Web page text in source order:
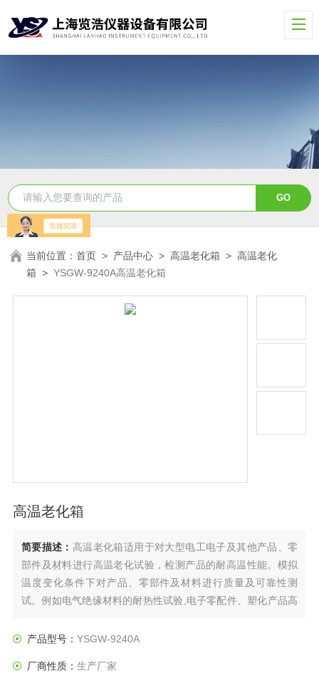
当前位置：首页 > 产品中心 >高温老化箱 >高温老化
箱 >YSGW-9240A高温老化箱
高温老化箱
简要描述： 高温老化箱适用于对大型电工电子及其他产品、零
部件及材料进行高温老化试验，检测产品的耐高温性能。模拟
温度变化条件下对产品、零部件及材料进行质量及可靠性测
试。例如电气绝缘材料的耐热性试验,电子零配件、塑化产品高
产品型号： YSGW-9240A
厂商性质： 生产厂家